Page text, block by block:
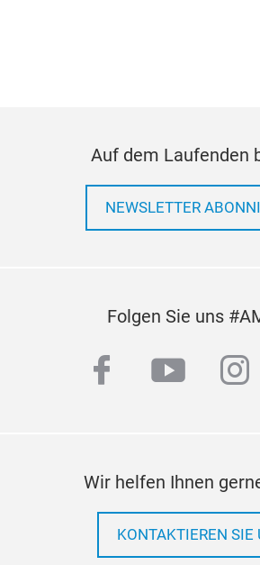
Auf dem Laufenden
NEWSLETTER
Folgen Sie uns
facebook
youtube
Wir helfen Ihnen
KONTAKTIEREN SIE